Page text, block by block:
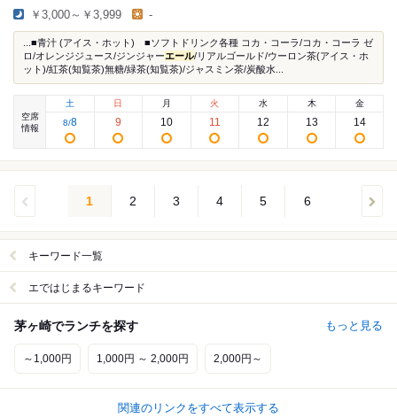
￥3,000～￥3,999 -
...■青汁 (アイス・ホット) ■ソフトドリンク各種 コカ・コーラ/コカ・コーラ ゼ
ロ/オレンジジュース/ジンジャーエール/リアルゴールド/ウーロン茶(アイス・ホ
ット)/紅茶(知覧茶)無糖/緑茶(知覧茶)/ジャスミン茶/炭酸水...
空席
情報
土
8/8
日
9
月
10
火
11
水
12
木
13
金
14
1 2 3 4 5 6
キーワード一覧
エではじまるキーワード
茅ヶ崎でランチを探す もっと見る
～1,000円 1,000円 ～ 2,000円 2,000円～
関連のリンクをすべて表示する